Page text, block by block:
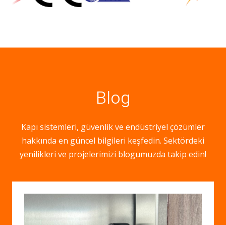
Blog
Kapı sistemleri, güvenlik ve endüstriyel çözümler
hakkında en güncel bilgileri keşfedin. Sektördeki
yenilikleri ve projelerimizi blogumuzda takip edin!